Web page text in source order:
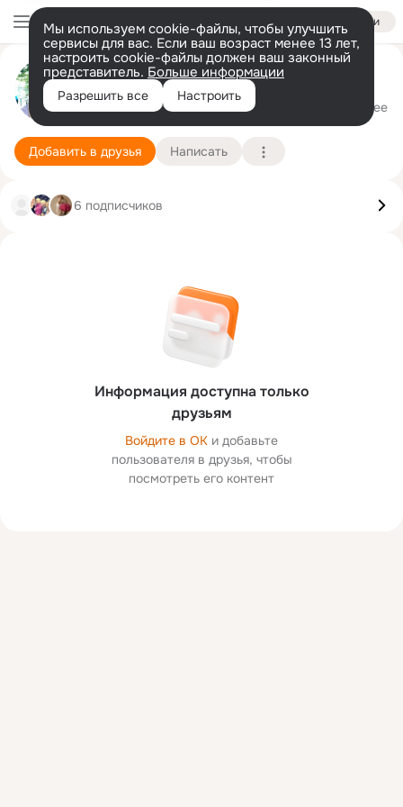
Войти
Мы используем cookie-файлы, чтобы улучшить
сервисы для вас. Если ваш возраст менее 13 лет,
настроить cookie-файлы должен ваш законный
представитель. Больше информации
Разрешить все Настроить
☆☆ Андрей ☆☆
18 сентября (42 года) Подробнее
Добавить в друзья Написать
Информация доступна только
друзьям
Войдите в ОК и добавьте
пользователя в друзья, чтобы
посмотреть его контент
6 подписчиков